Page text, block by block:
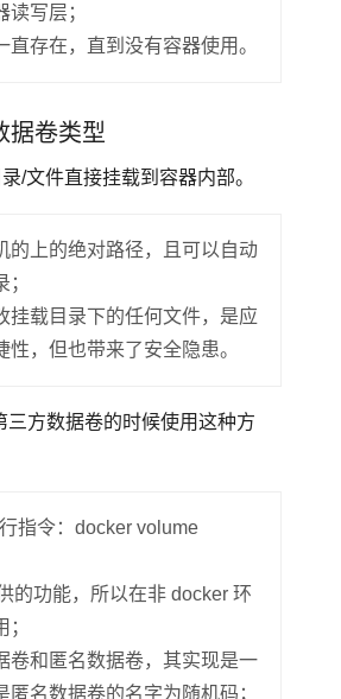
读写层；
直存在，直到没有容器使用。
据卷类型
/文件直接挂载到容器内部。
的上的绝对路径，且可以自动
挂载目录下的任何文件，是应
性，但也带来了安全隐患。
三方数据卷的时候使用这种方
指令：docker volume
的功能，所以在非 docker 环
卷和匿名数据卷，其实现是一
匿名数据卷的名字为随机码；